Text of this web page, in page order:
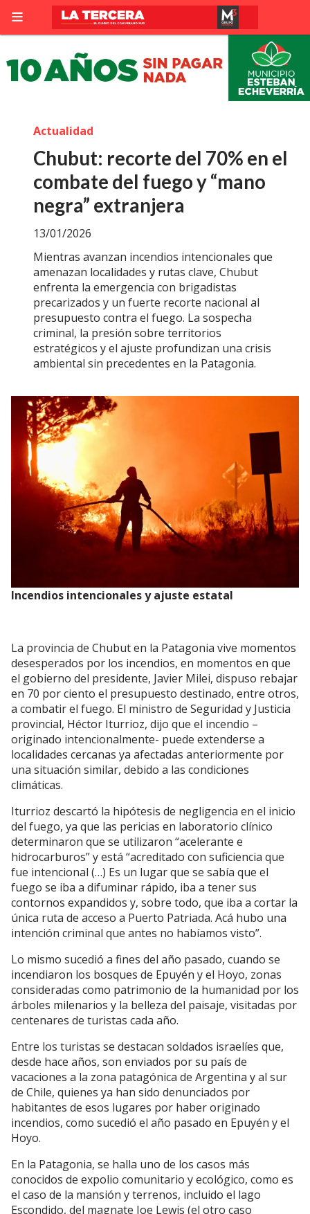
Chubut: recorte del 70% en el
combate del fuego y “mano
negra” extranjera
Mientras avanzan incendios intencionales que
amenazan localidades y rutas clave, Chubut
enfrenta la emergencia con brigadistas
precarizados y un fuerte recorte nacional al
presupuesto contra el fuego. La sospecha
criminal, la presión sobre territorios
estratégicos y el ajuste profundizan una crisis
ambiental sin precedentes en la Patagonia.
Actualidad
13/01/2026
Incendios intencionales y ajuste estatal
La provincia de Chubut en la Patagonia vive momentos
desesperados por los incendios, en momentos en que
el gobierno del presidente, Javier Milei, dispuso rebajar
en 70 por ciento el presupuesto destinado, entre otros,
a combatir el fuego. El ministro de Seguridad y Justicia
provincial, Héctor Iturrioz, dijo que el incendio –
originado intencionalmente- puede extenderse a
localidades cercanas ya afectadas anteriormente por
una situación similar, debido a las condiciones
climáticas.
Iturrioz descartó la hipótesis de negligencia en el inicio
del fuego, ya que las pericias en laboratorio clínico
determinaron que se utilizaron “acelerante e
hidrocarburos” y está “acreditado con suficiencia que
fue intencional (…) Es un lugar que se sabía que el
fuego se iba a difuminar rápido, iba a tener sus
contornos expandidos y, sobre todo, que iba a cortar la
única ruta de acceso a Puerto Patriada. Acá hubo una
intención criminal que antes no habíamos visto”.
Lo mismo sucedió a fines del año pasado, cuando se
incendiaron los bosques de Epuyén y el Hoyo, zonas
consideradas como patrimonio de la humanidad por los
árboles milenarios y la belleza del paisaje, visitadas por
centenares de turistas cada año.
Entre los turistas se destacan soldados israelíes que,
desde hace años, son enviados por su país de
vacaciones a la zona patagónica de Argentina y al sur
de Chile, quienes ya han sido denunciados por
habitantes de esos lugares por haber originado
incendios, como sucedió el año pasado en Epuyén y el
Hoyo.
En la Patagonia, se halla uno de los casos más
conocidos de expolio comunitario y ecológico, como es
el caso de la mansión y terrenos, incluido el lago
Escondido, del magnate Joe Lewis (el otro caso